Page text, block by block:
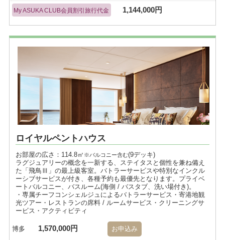
My ASUKA CLUB会員割引旅行代金 1,144,000円
ロイヤルペントハウス
お部屋の広さ：114.8㎡ ※バルコニー含む(9デッキ)
ラグジュアリーの概念を一新する、ステイタスと個性を兼ね備え
た「飛鳥Ⅲ」の最上級客室。バトラーサービスや特別なインクル
ーシブサービスが付き、各種予約も最優先となります。プライベ
ートバルコニー、バスルーム(海側 / バスタブ、洗い場付き)。
・専属チーフコンシェルジュによるバトラーサービス・寄港地観
光ツアー・レストランの席料 / ルームサービス・クリーニングサ
ービス・アクティビティ
博多 1,570,000円 お申込み